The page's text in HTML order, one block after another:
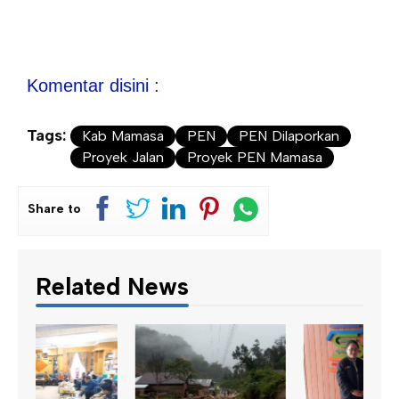
Komentar disini :
Tags: Kab Mamasa PEN
PEN Dilaporkan
Proyek Jalan
Proyek PEN Mamasa
Share to
Related News